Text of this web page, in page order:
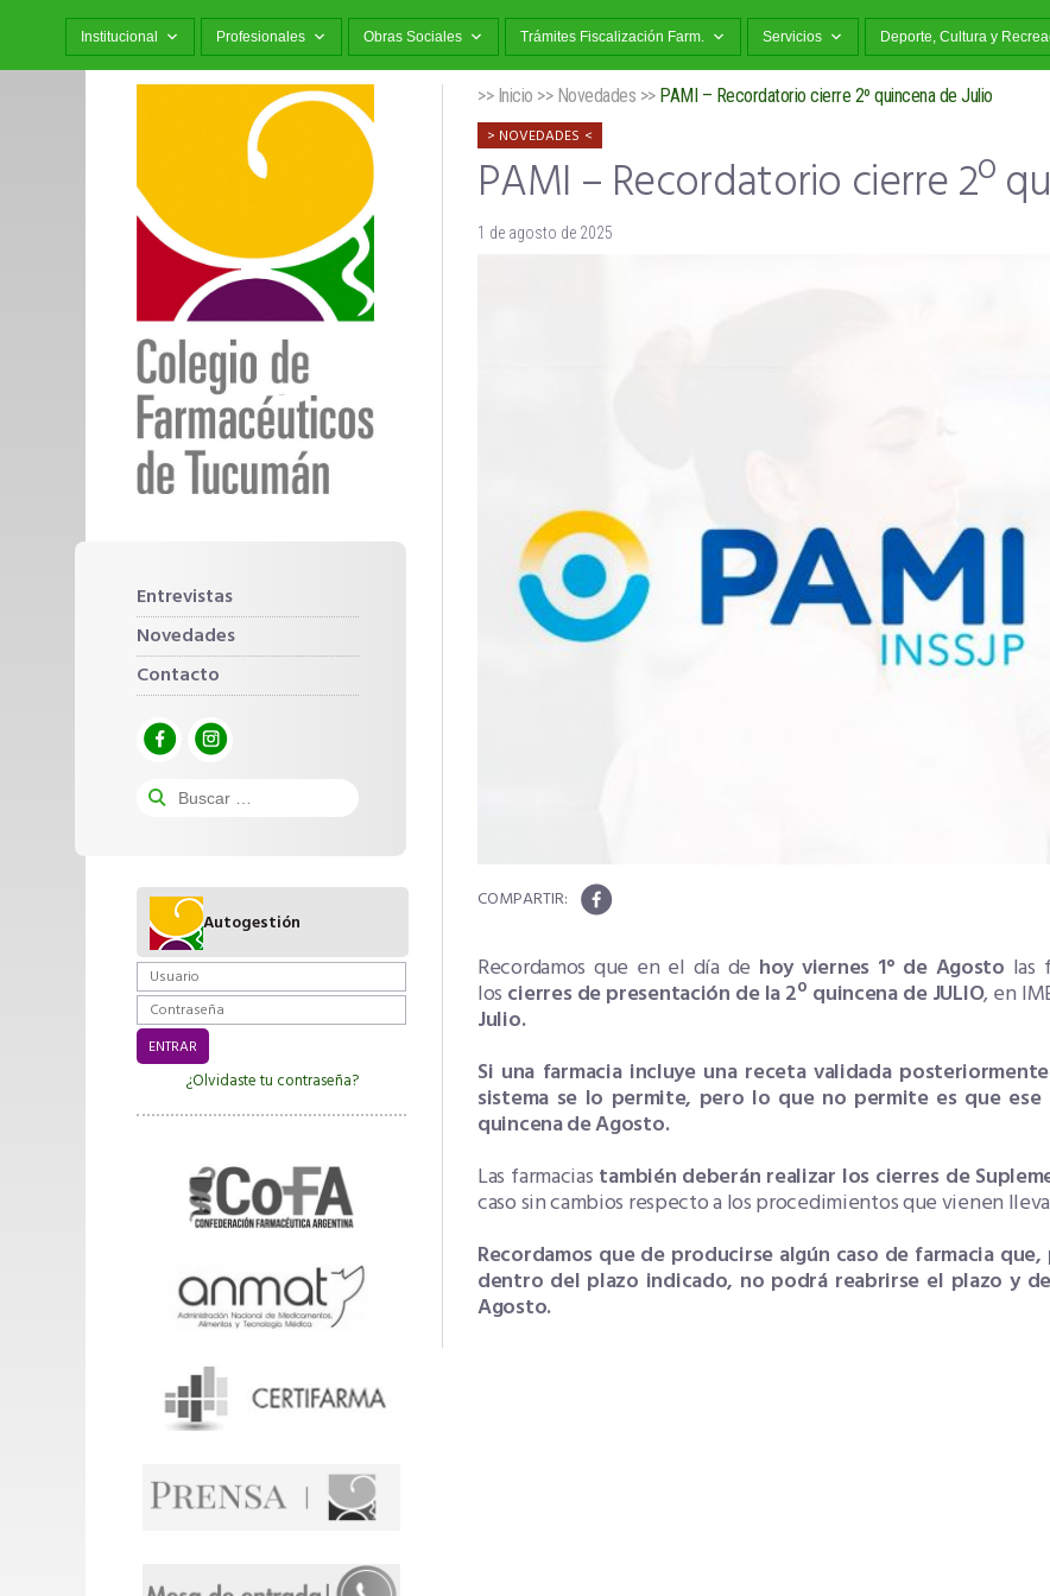
Institucional Profesionales Obras Sociales Trámites Fiscalización Farm. Servicios Deporte, Cultura y
Entrevistas
Novedades
Contacto
Autogestión
¿Olvidaste tu contraseña?
>> Inicio >> Novedades >> PAMI – Recordatorio cierre 2º quincena de Julio
NOVEDADES
PAMI – Recordatorio cierre 2º
1 de agosto de 2025
Recordamos que en el día de hoy viernes 1° de Agosto las
los cierres de presentación de la 2º quincena de JULIO, en
Julio.
Si una farmacia incluye una receta validada
sistema se lo permite, pero lo que no permite es que
quincena de Agosto.
Las farmacias también deberán realizar los cierres de
caso sin cambios respecto a los procedimientos que vienen
Recordamos que de producirse algún caso de farmacia
dentro del plazo indicado, no podrá reabrirse el plazo y
Agosto.